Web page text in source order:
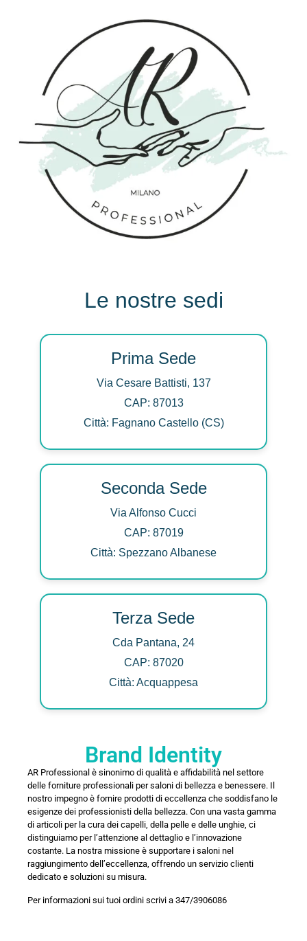
Le nostre sedi
Prima Sede
Via Cesare Battisti, 137
CAP: 87013
Città: Fagnano Castello (CS)
Seconda Sede
Via Alfonso Cucci
CAP: 87019
Città: Spezzano Albanese
Terza Sede
Cda Pantana, 24
CAP: 87020
Città: Acquappesa
Brand Identity
AR Professional è sinonimo di qualità e affidabilità nel settore
delle forniture professionali per saloni di bellezza e benessere. Il
nostro impegno è fornire prodotti di eccellenza che soddisfano le
esigenze dei professionisti della bellezza. Con una vasta gamma
di articoli per la cura dei capelli, della pelle e delle unghie, ci
distinguiamo per l’attenzione al dettaglio e l’innovazione
costante. La nostra missione è supportare i saloni nel
raggiungimento dell’eccellenza, offrendo un servizio clienti
dedicato e soluzioni su misura.
Per informazioni sui tuoi ordini scrivi a 347/3906086